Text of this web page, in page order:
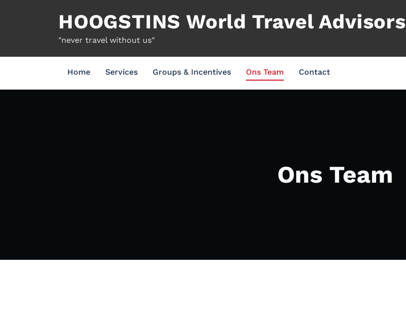
HOOGSTINS World Travel Advisors
"never travel without us"
Home Services Groups & Incentives Ons Team Contact
Ons Team